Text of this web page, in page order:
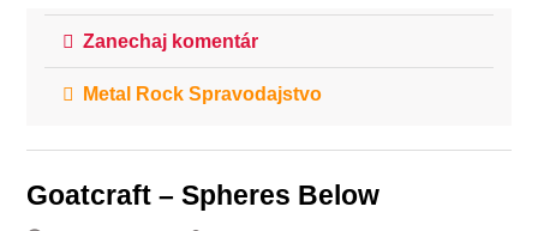
Zanechaj komentár
Metal Rock Spravodajstvo
Goatcraft – Spheres Below